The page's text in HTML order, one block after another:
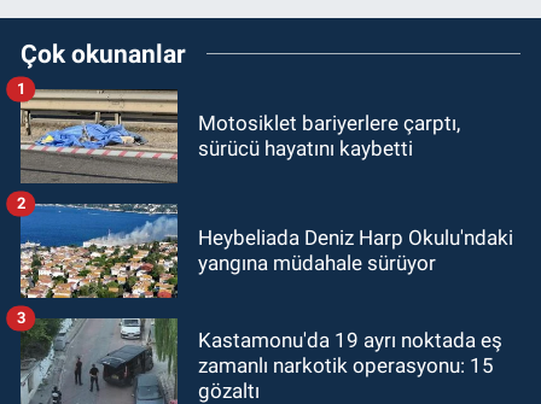
Çok okunanlar
Motosiklet bariyerlere çarptı,
sürücü hayatını kaybetti
1
Heybeliada Deniz Harp Okulu'ndaki
yangına müdahale sürüyor
2
Kastamonu'da 19 ayrı noktada eş
zamanlı narkotik operasyonu: 15
gözaltı
3